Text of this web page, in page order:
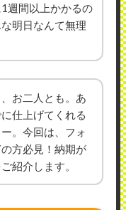
週間以上かかるの
明日なんて無理
お二人とも。あ
仕上げてくれる
。今回は、フォ
方必見！納期が
紹介します。